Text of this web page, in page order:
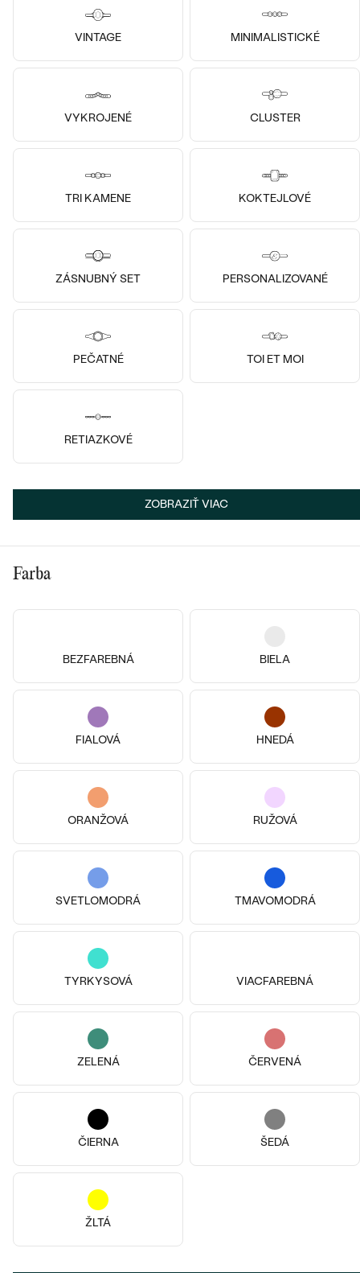
VINTAGE MINIMALISTICKÉ
VYKROJENÉ CLUSTER
TRI KAMENE KOKTEJLOVÉ
ZÁSNUBNÝ SET PERSONALIZOVANÉ
PEČATNÉ TOI ET MOI
RETIAZKOVÉ
ZOBRAZIŤ VIAC
Farba
BEZFAREBNÁ BIELA
FIALOVÁ HNEDÁ
ORANŽOVÁ RUŽOVÁ
SVETLOMODRÁ TMAVOMODRÁ
TYRKYSOVÁ VIACFAREBNÁ
ZELENÁ ČERVENÁ
ČIERNA ŠEDÁ
ŽLTÁ
Pozlatené striebro - žltá, Achát
€ 149
Striebro, Achát
€ 149
Teresa
SKLADOM
Hene
Striebro, Achát
Dora
SKLADOM
Pozlatené striebro - žltá, Achát
Bestsellery
Najobľúbenejšie prstene našich zákazníkov
OBJAVIŤ